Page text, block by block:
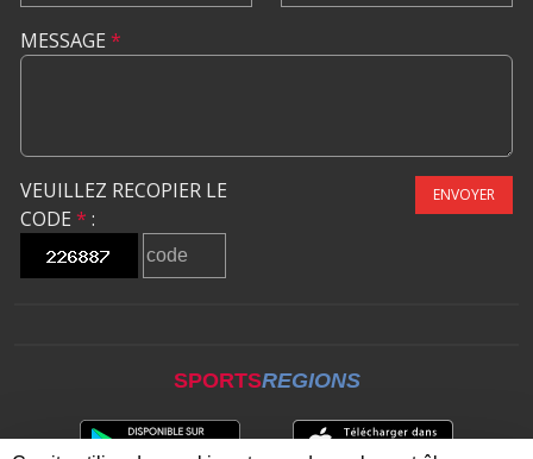
MESSAGE *
VEUILLEZ RECOPIER LE
CODE * :
ENVOYER
SPORTSREGIONS